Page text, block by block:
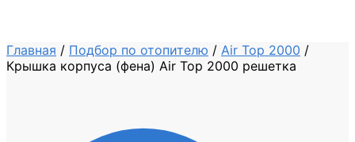
Главная / Подбор по отопителю / Air Top 2000 /
Крышка корпуса (фена) Air Top 2000 решетка